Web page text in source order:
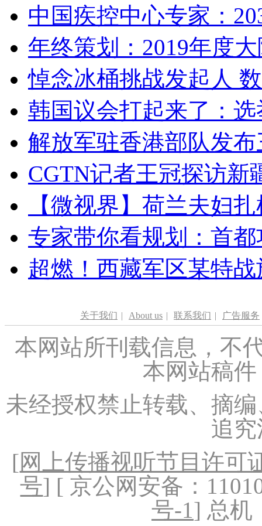
中国疾控中心专家：
年终策划：2019年度
悼念冰桶挑战发起人
韩国议会打起来了：
解放军驻香港部队发
CGTN记者王冠探访新
【微视界】荷兰夫妇
专家带你看规划：首
超燃！西藏军区某特
关于我们 | About us | 联系我们 | 广告服务
本网站所刊载信息，不
本网站稿
未经授权禁止转载、摘
追
[网上传播视听节目许可
号] [ 京公网安备：
号-1] 总机